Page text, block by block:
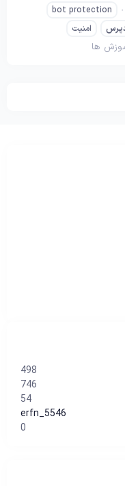
bot protection
امنیت
ها
498
746
54
erfn_5546
0